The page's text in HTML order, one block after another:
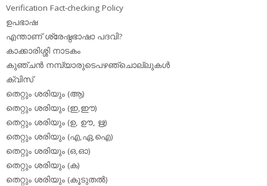
Verification Fact-checking Policy
ഉപഭാഷ
എന്താണ് ശ്രേഷ്ഠഭാഷാ പദവി?
കാക്കാരിശ്ശി നാടകം
കുഞ്ചന്‍ നമ്പ്യാരുടെപഴഞ്ചൊല്ലുകള്‍
ക്വിസ്
തെറ്റും ശരിയും (ആ)
തെറ്റും ശരിയും (ഇ,ഈ)
തെറ്റും ശരിയും (ഉ, ഊ, ഋ)
തെറ്റും ശരിയും (എ,ഏ,ഐ)
തെറ്റും ശരിയും (ഒ,ഓ)
തെറ്റും ശരിയും (ക)
തെറ്റും ശരിയും (കൂടുതല്‍)